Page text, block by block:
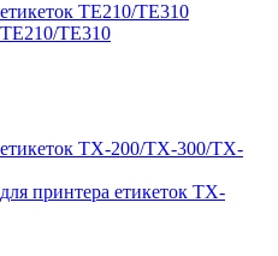
TE210/TE310
TE310
TX-200/TX-300/TX-
принтера етикеток TX-